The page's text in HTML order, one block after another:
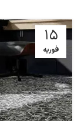
15
فوریه